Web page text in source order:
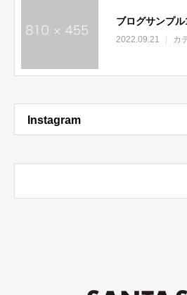
ブログサンプル
2022.09.21 カ
Instagram